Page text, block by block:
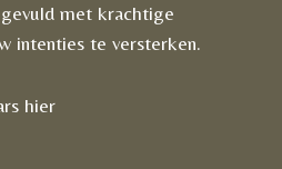
met krachtige
intenties te versterken.
hier